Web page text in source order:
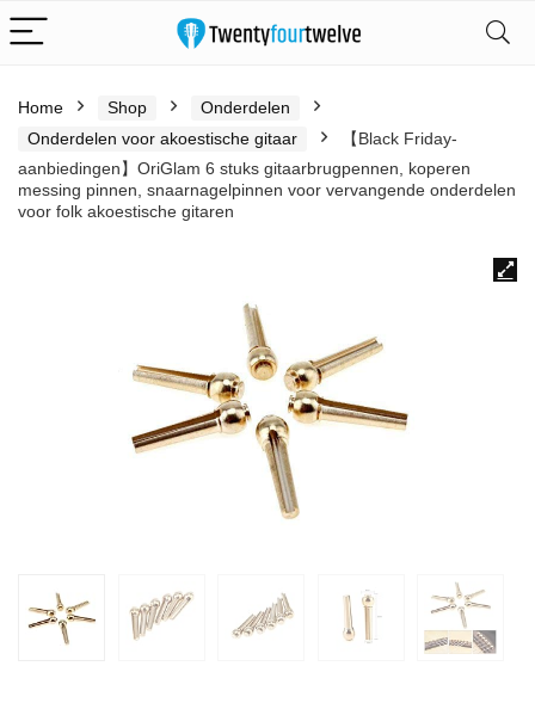
Home Shop
Onderdelen
Onderdelen voor akoestische gitaar
【Black Friday-
aanbiedingen】OriGlam 6 stuks gitaarbrugpennen, koperen
messing pinnen, snaarnagelpinnen voor vervangende onderdelen
voor folk akoestische gitaren